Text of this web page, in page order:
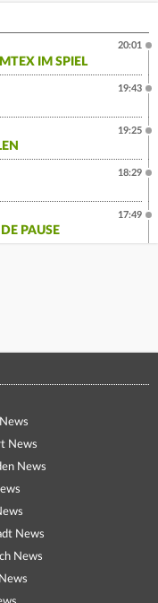
IM SPIEL
20:01
19:43
19:25
18:29
PAUSE
17:49
News
News
News
News